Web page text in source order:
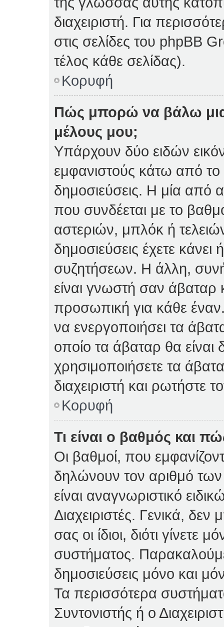
διαχειριστή. Για
στις σελίδες του phpBB
τέλος κάθε σελίδας).
Κορυφή
Πώς μπορώ να βάλω
μέλους μου;
Υπάρχουν δύο ειδών
εμφανιστούς κάτω από
δημοσιεύσεις. Η μία από
που συνδέεται με το
αστεριών, μπλόκ ή
δημοσιεύσεις έχετε
συζητήσεων. Η άλλη,
είναι γνωστή σαν άβαταρ
προσωπική για κάθε έναν.
να ενεργοποιήσει τα
οποίο τα άβαταρ θα είναι
χρησιμοποιήσετε τα
διαχειριστή και ρωτήστε
Κορυφή
Τι είναι ο βαθμός και
Οι βαθμοί, που
δηλώνουν τον αριθμό
είναι αναγνωριστικό
Διαχειριστές. Γενικά,
σας οι ίδιοι, διότι γίνετε
συστήματος.
δημοσιεύσεις μόνο και
Τα περισσότερα
Συντονιστής ή ο